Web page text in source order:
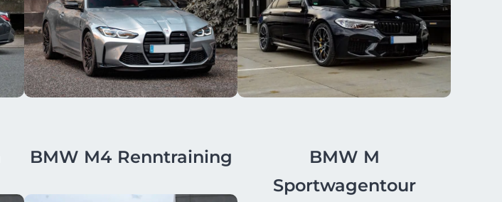
BMW M4 Renntraining
BMW M
Sportwagentour